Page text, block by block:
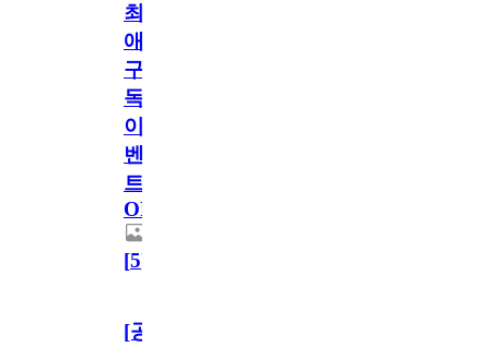
최
애
구
독
이
벤
트
OPEN!
[5]
[공